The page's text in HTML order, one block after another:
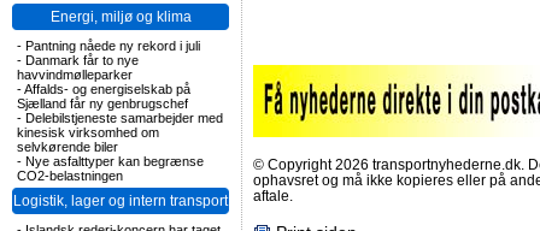
Energi, miljø og klima
- Pantning nåede ny rekord i juli
- Danmark får to nye
havvindmølleparker
-Affalds- og energiselskab på
Sjælland får ny genbrugschef
- Delebilstjeneste samarbejder med
kinesisk virksomhed om
selvkørende biler
- Nye asfalttyper kan begrænse
CO2-belastningen
Logistik, lager og intern transport
© Copyright 2026 transportnyhederne.dk.
ophavsret og må ikke kopieres eller på
aftale.